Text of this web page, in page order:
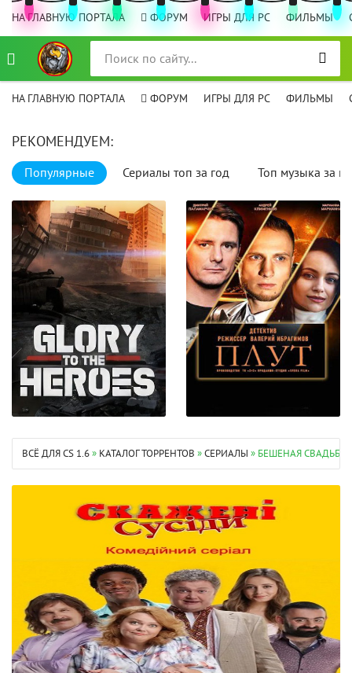
НА ГЛАВНУЮ ПОРТАЛА ФОРУМ ИГРЫ ДЛЯ PC ФИЛЬМЫ
НА ГЛАВНУЮ ПОРТАЛА ФОРУМ ИГРЫ ДЛЯ PC ФИЛЬМЫ
РЕКОМЕНДУЕМ:
Популярные Сериалы топ за год Топ музыка за
ВСЁ ДЛЯ CS 1.6» КАТАЛОГ ТОРРЕНТОВ »СЕРИАЛЫ » БЕШЕНАЯ СВАДЬБА